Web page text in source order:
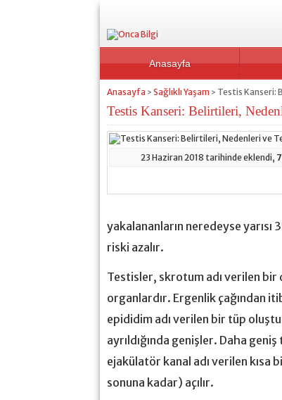
Anasayfa
Anasayfa > Sağlıklı Yaşam > Testis Kanseri:
Testis Kanseri: Belirtileri,
23 Haziran 2018 tarihinde eklendi,
yakalananların neredeyse yarısı
riski azalır.
Testisler, skrotum adı verilen bir
organlardır. Ergenlik çağından
epididim adı verilen bir tüp
ayrıldığında genişler. Daha
ejakülatör kanal adı verilen
sonuna kadar) açılır.